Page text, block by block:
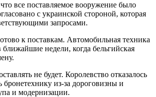
все поставляемое вооружение было
с украинской стороной, которая
запросами.
к поставкам. Автомобильная техника
ближайшие недели, когда бельгийская
не будет. Королевство отказалось
бронетехнику из-за дороговизны и
и модернизации.